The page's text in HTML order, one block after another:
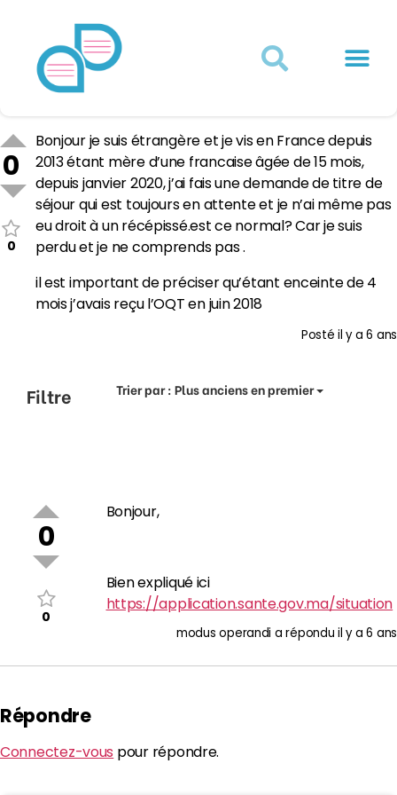
0
0
Bonjour je suis étrangère et je vis en France depuis
2013 étant mère d’une francaise âgée de 15 mois,
depuis janvier 2020, j’ai fais une demande de titre de
séjour qui est toujours en attente et je n’ai même pas
eu droit à un récépissé.est ce normal? Car je suis
perdu et je ne comprends pas .
il est important de préciser qu’étant enceinte de 4
mois j’avais reçu l’OQT en juin 2018
Postéil y a 6 ans
Filtre Trier par :Plus anciens en premier
0
0
Bonjour,
Bien expliqué ici
https://application.sante.gov.ma/situation
modus operandi a réponduil y a 6 ans
Répondre
Connectez-vous pour répondre.